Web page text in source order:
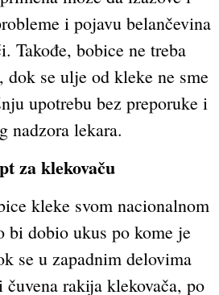
i pojavu belančevina
Takođe, bobice ne treba
se ulje od kleke ne sme
upotrebu bez preporuke i
nadzora lekara.
za klekovaču
kleke svom nacionalnom
bi dobio ukus po kome je
se u zapadnim delovima
rakija klekovača, po